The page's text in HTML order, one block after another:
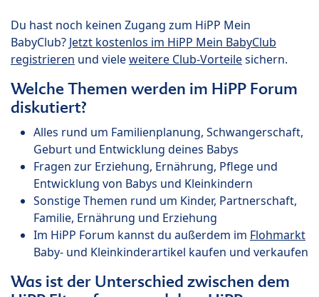
Du hast noch keinen Zugang zum HiPP Mein
BabyClub? Jetzt kostenlos im HiPP Mein BabyClub
registrieren und vieleweitere Club-Vorteilesichern.
Welche Themen werden im HiPP Forum
diskutiert?
Alles rund um Familienplanung, Schwangerschaft,
Geburt und Entwicklung deines Babys
Fragen zur Erziehung, Ernährung, Pflege und
Entwicklung von Babys und Kleinkindern
Sonstige Themen rund um Kinder, Partnerschaft,
Familie, Ernährung und Erziehung
Im HiPP Forum kannst du außerdem im Flohmarkt
Baby- und Kleinkinderartikel kaufen und verkaufen
Was ist der Unterschied zwischen dem